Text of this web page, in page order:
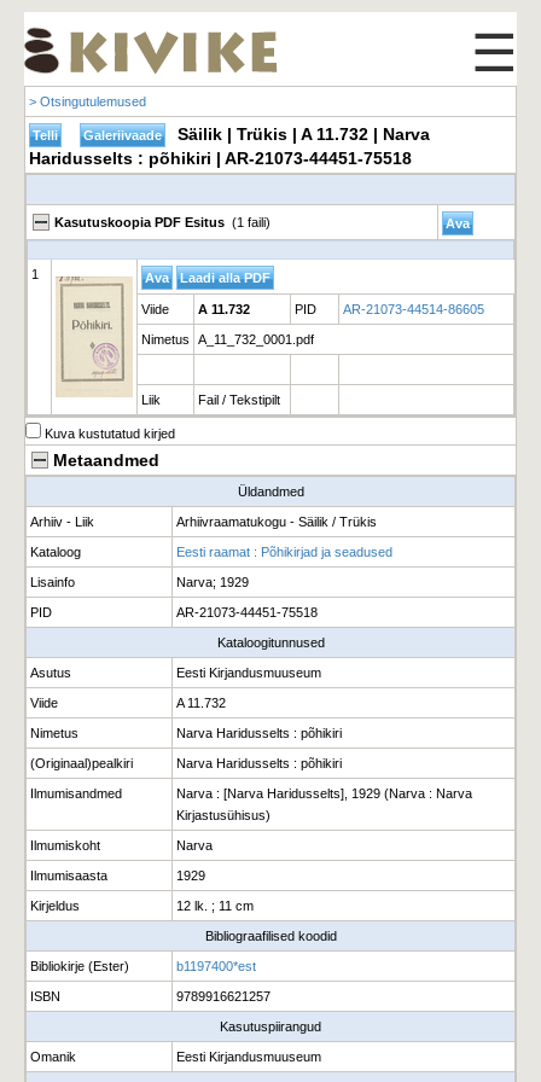
☰
> Otsingutulemused
Säilik | Trükis | A 11.732 | Narva
Haridusselts : põhikiri | AR-21073-44451-75518
Kasutuskoopia PDF Esitus (1 faili)
1
Viide A 11.732 PID AR-21073-44514-86605
Nimetus A_11_732_0001.pdf
Liik Fail / Tekstipilt
Kuva kustutatud kirjed
Metaandmed
Üldandmed
Arhiiv - Liik Arhiivraamatukogu - Säilik / Trükis
Kataloog Eesti raamat : Põhikirjad ja seadused
Lisainfo Narva; 1929
PID AR-21073-44451-75518
Kataloogitunnused
Asutus Eesti Kirjandusmuuseum
Viide A 11.732
Nimetus Narva Haridusselts : põhikiri
(Originaal)pealkiri Narva Haridusselts : põhikiri
Ilmumisandmed
Narva : [Narva Haridusselts], 1929 (Narva : Narva
Kirjastusühisus)
Ilmumiskoht Narva
Ilmumisaasta 1929
Kirjeldus 12 lk. ; 11 cm
Bibliograafilised koodid
Bibliokirje (Ester) b1197400*est
ISBN 9789916621257
Kasutuspiirangud
Omanik Eesti Kirjandusmuuseum